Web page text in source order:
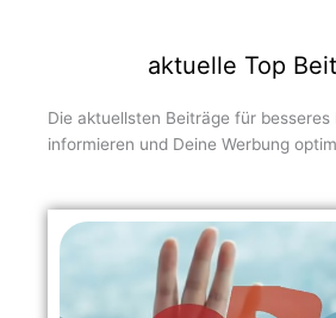
aktuelle Top
Die aktuellsten Beiträge für
informieren und Deine Werbung